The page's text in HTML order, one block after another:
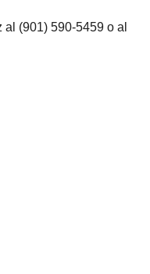
(901) 590-5459 o al